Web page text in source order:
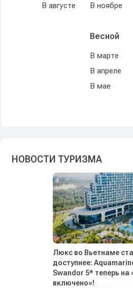
В августе
В ноябре
Весной
В марте
В апреле
В мае
НОВОСТИ ТУРИЗМА
Люкс во Вьетнаме
доступнее:
Swandor 5* теперь на
включено»!